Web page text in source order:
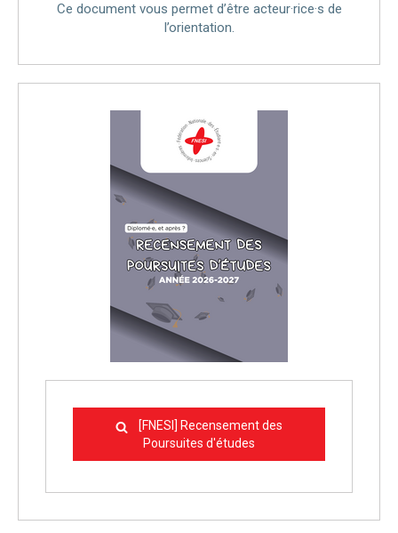
Ce document vous permet d’être acteur·rice·s de
l’orientation.
[FNESI] Recensement des
Poursuites d'études